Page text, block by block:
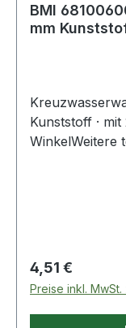
BMI
mm
Kunststoff ·
WinkelWeitere
Regulärer Preis:
4,51 €
Preise inkl.